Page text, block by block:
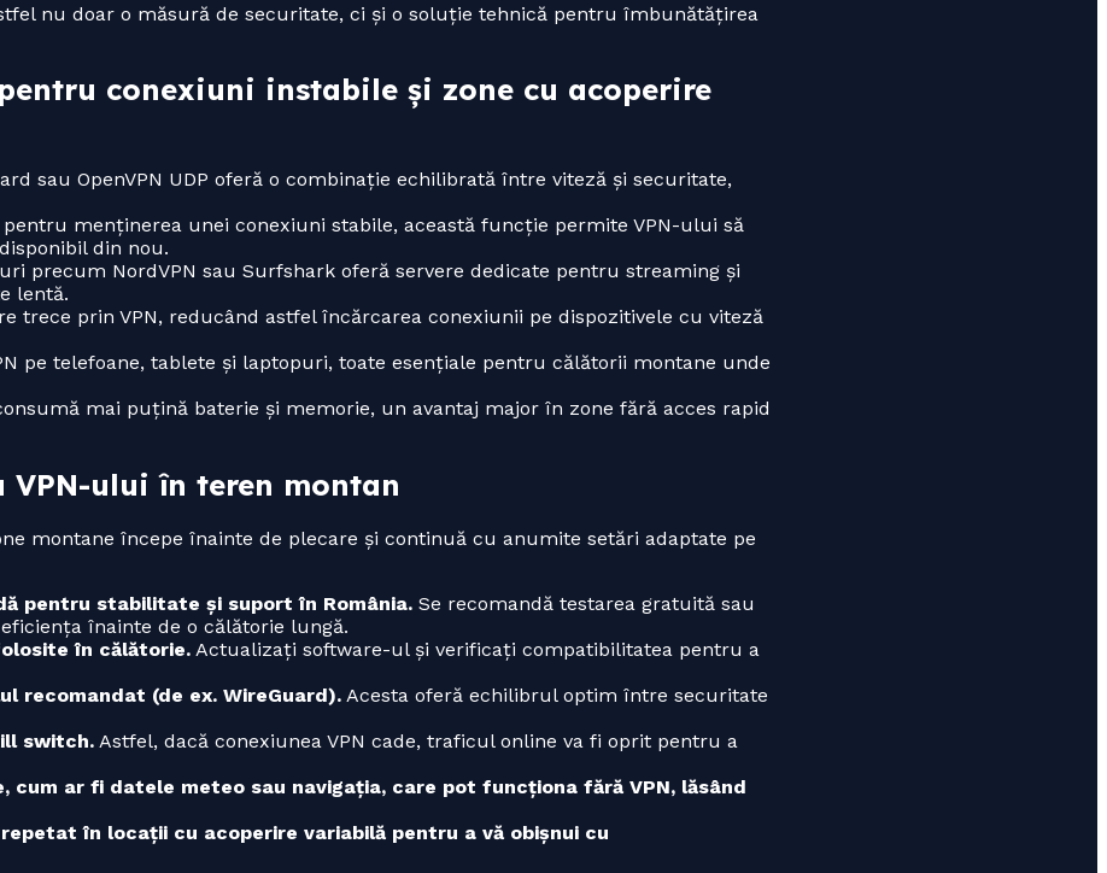
nu doar o măsură de securitate, ci și o soluție tehnică pentru îmbunătățirea
conexiuni instabile și zone cu acoperire
sau OpenVPN UDP oferă o combinație echilibrată între viteză și securitate,
menținerea unei conexiuni stabile, această funcție permite VPN-ului să
din nou.
precum NordVPN sau Surfshark oferă servere dedicate pentru streaming și
lentă.
trece prin VPN, reducând astfel încărcarea conexiunii pe dispozitivele cu viteză
pe telefoane, tablete și laptopuri, toate esențiale pentru călătorii montane unde
mai puțină baterie și memorie, un avantaj major în zone fără acces rapid
ului în teren montan
montane începe înainte de plecare și continuă cu anumite setări adaptate pe
pentru stabilitate și suport în România. Se recomandă testarea gratuită sau
înainte de o călătorie lungă.
în călătorie. Actualizați software-ul și verificați compatibilitatea pentru a
recomandat (de ex. WireGuard). Acesta oferă echilibrul optim între securitate
switch. Astfel, dacă conexiunea VPN cade, traficul online va fi oprit pentru a
ar fi datele meteo sau navigația, care pot funcționa fără VPN, lăsând
în locații cu acoperire variabilă pentru a vă obișnui cu